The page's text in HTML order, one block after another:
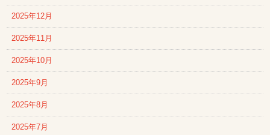
2025年12月
2025年11月
2025年10月
2025年9月
2025年8月
2025年7月